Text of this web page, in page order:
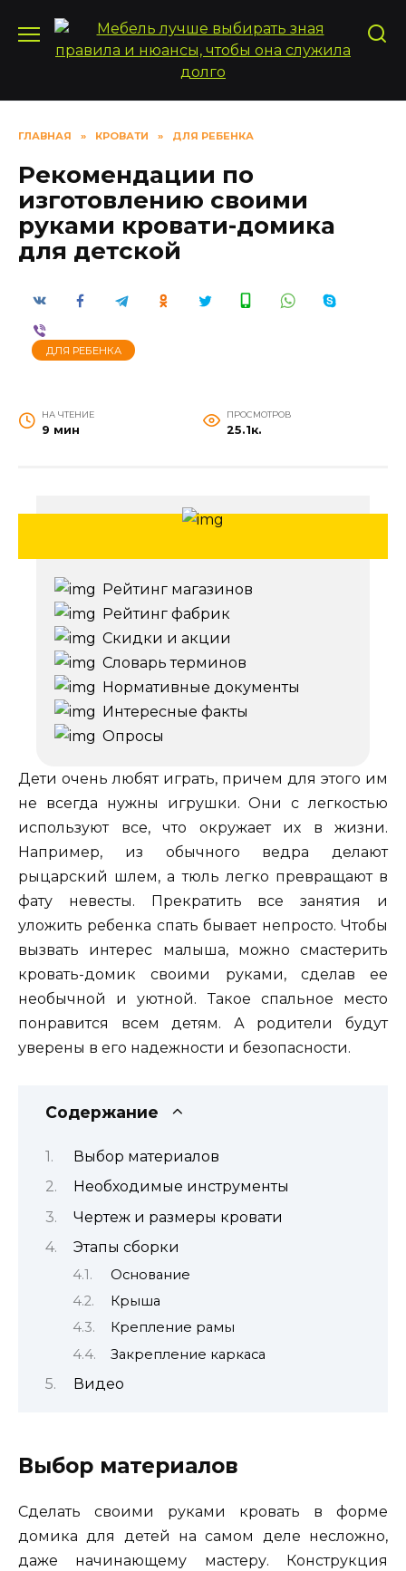
содержанию
ГЛАВНАЯ » КРОВАТИ » ДЛЯ РЕБЕНКА
Рекомендации по
изготовлению своими
руками кровати-домика
для детской
ДЛЯ РЕБЕНКА
НА ЧТЕНИЕ
9 мин
ПРОСМОТРОВ
25.1к.
Рейтинг магазинов
Рейтинг фабрик
Скидки и акции
Словарь терминов
Нормативные документы
Интересные факты
Опросы
Дети очень любят играть, причем для этого им
не всегда нужны игрушки. Они с легкостью
используют все, что окружает их в жизни.
Например, из обычного ведра делают
рыцарский шлем, а тюль легко превращают в
фату невесты. Прекратить все занятия и
уложить ребенка спать бывает непросто. Чтобы
вызвать интерес малыша, можно смастерить
кровать-домик своими руками, сделав ее
необычной и уютной. Такое спальное место
понравится всем детям. А родители будут
уверены в его надежности и безопасности.
Содержание
Выбор материалов
Необходимые инструменты
Чертеж и размеры кровати
Этапы сборки
Основание
Крыша
Крепление рамы
Закрепление каркаса
Видео
Выбор материалов
Сделать своими руками кровать в форме
домика для детей на самом деле несложно,
даже начинающему мастеру. Конструкция